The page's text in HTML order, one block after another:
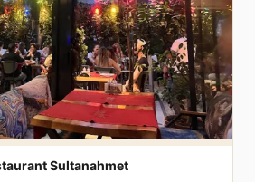
Sultanahmet